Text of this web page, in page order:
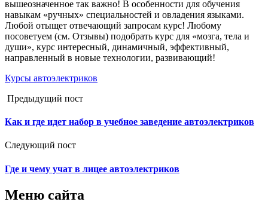
вышеозначенное так важно! В особенности для обучения
навыкам «ручных» специальностей и овладения языками.
Любой отыщет отвечающий запросам курс! Любому
посоветуем (см. Отзывы) подобрать курс для «мозга, тела и
души», курс интересный, динамичный, эффективный,
направленный в новые технологии, развивающий!
Курсы автоэлектриков
Предыдущий пост
Как и где идет набор в учебное заведение автоэлектриков
Следующий пост
Где и чему учат в лицее автоэлектриков
Меню сайта